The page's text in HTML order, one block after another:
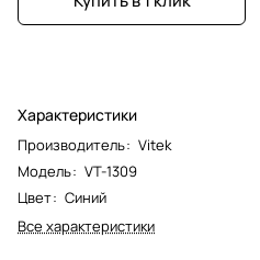
Характеристики
Производитель: Vitek
Модель: VT-1309
Цвет: Синий
Все характеристики